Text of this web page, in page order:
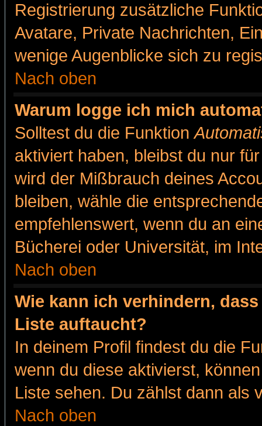
Registrierung zusätzliche
Avatare, Private Nachrichten,
wenige Augenblicke sich zu
Nach oben
Warum logge ich mich
Solltest du die Funktion
aktiviert haben, bleibst du nur
wird der Mißbrauch deines
bleiben, wähle die
empfehlenswert, wenn du an
Bücherei oder Universität, im
Nach oben
Wie kann ich verhindern,
Liste auftaucht?
In deinem Profil findest du die
wenn du diese aktivierst,
Liste sehen. Du zählst dann als
Nach oben